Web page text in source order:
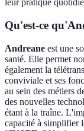
leur pratique
Qu'est-ce
Andreane est une
santé. Elle permet
également la
conviviale et ses
au sein des métiers
des nouvelles
étant à la traîne.
capacité à simplifier